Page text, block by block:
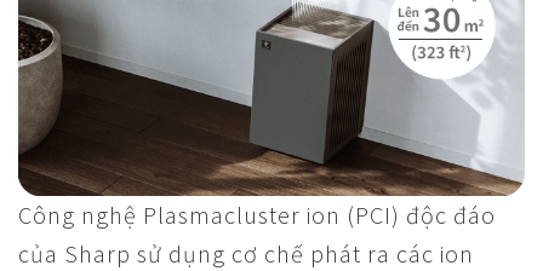
Công nghệ Plasmacluster ion (PCI) độc đáo
của Sharp sử dụng cơ chế phát ra các ion